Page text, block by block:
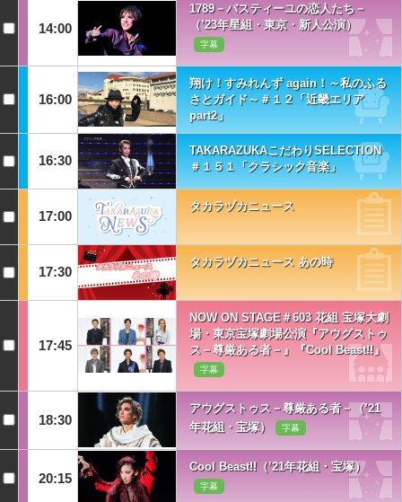
14:00
1789－バスティーユの恋人たち－
（’23年星組・東京・新人公演）
字幕
16:00
翔け！すみれんず again！～私のふる
さとガイド～＃１２「近畿エリア
part2」
16:30
TAKARAZUKAこだわりSELECTION
＃１５１「クラシック音楽」
17:00
タカラヅカニュース
17:30
タカラヅカニュース あの時
17:45
NOW ON STAGE＃603 花組 宝塚大劇
場・東京宝塚劇場公演『アウグストゥ
ス－尊厳ある者－』『Cool Beast!!』
字幕
18:30
アウグストゥス－尊厳ある者－（’21
年花組・宝塚）
字幕
20:15
Cool Beast!!（’21年花組・宝塚）
字幕